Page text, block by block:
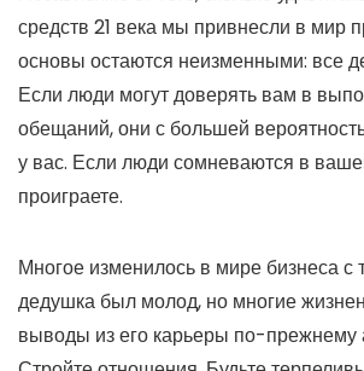
средств 21 века мы привнесли в мир
основы остаются неизменными: все
Если люди могут доверять вам в
обещаний, они с большей
у вас. Если люди сомневаются в
проиграете.
Многое изменилось в мире бизнеса с
дедушка был молод, но многие
выводы из его карьеры по-прежнему